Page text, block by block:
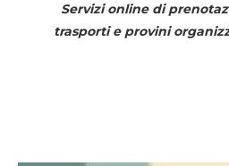
Servizi online di
trasporti e provini